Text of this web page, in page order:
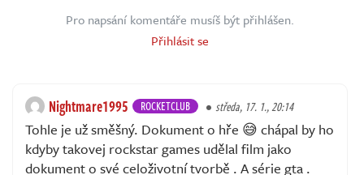
Pro napsání komentáře musíš být přihlášen.
Přihlásit se
Nightmare1995 ROCKETCLUB středa, 17. 1., 20:14
Tohle je už směšný. Dokument o hře 😅 chápal by ho
kdyby takovej rockstar games udělal film jako
dokument o své celoživotní tvorbě . A série gta .